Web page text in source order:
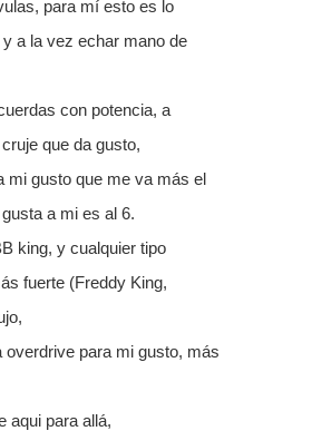
para mí esto es lo
a la vez echar mano de
con potencia, a
que da gusto,
mi gusto que me va más el
a mi es al 6.
king, y cualquier tipo
fuerte (Freddy King,
para mi gusto, más
aqui para allá,